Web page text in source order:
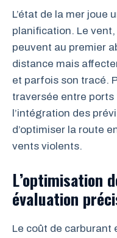
L’état de la mer joue
planification. Le
peuvent au premier
distance mais
et parfois son tracé.
traversée entre
l’intégration des
d’optimiser la route
vents violents.
L’optimisation
évaluation
Le coût de carburant